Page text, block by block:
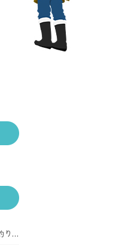
和歌山 白浜 釣り船 遊漁船 船釣り 体験釣り アカイカ便 アカイカ スルメイカ